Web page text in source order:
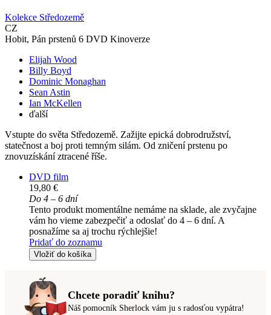
Kolekce Středozemě
CZ
Hobit, Pán prstenů 6 DVD Kinoverze
Elijah Wood
Billy Boyd
Dominic Monaghan
Sean Astin
Ian McKellen
ďalší
Vstupte do světa Středozemě. Zažijte epická dobrodružství,
statečnost a boj proti temným silám. Od zničení prstenu po
znovuzískání ztracené říše.
DVD film
19,80 €
Do 4 – 6 dní
Tento produkt momentálne nemáme na sklade, ale zvyčajne
vám ho vieme zabezpečiť a odoslať do 4 – 6 dní. A
posnažíme sa aj trochu rýchlejšie!
Pridať do zoznamu
Vložiť do košíka
Chcete poradiť knihu?
Náš pomocník Sherlock vám ju s radosťou vypátra!